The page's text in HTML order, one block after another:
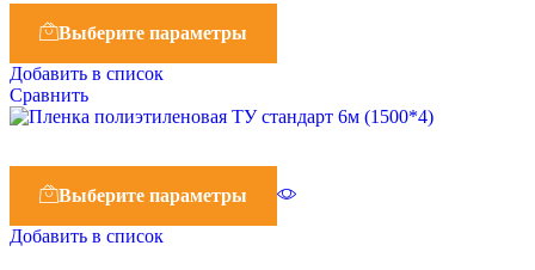
Выберите параметры
Добавить в список
Сравнить
Выберите параметры
Добавить в список